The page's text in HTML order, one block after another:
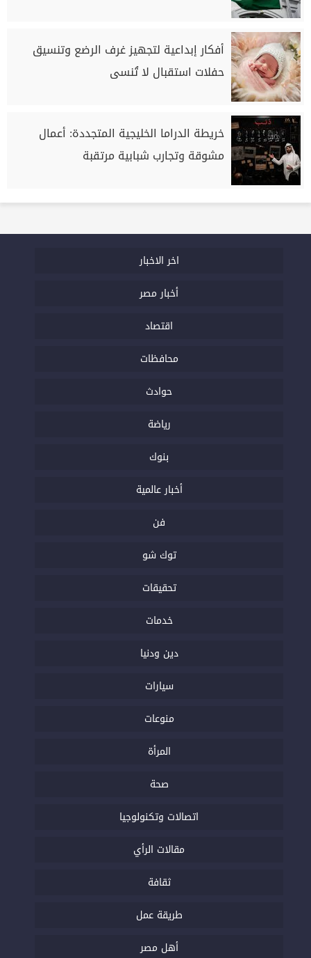
أفكار إبداعية لتجهيز غرف الرضع وتنسيق
حفلات استقبال لا تُنسى
خريطة الدراما الخليجية المتجددة: أعمال
مشوقة وتجارب شبابية مرتقبة
اخر الاخبار
أخبار مصر
اقتصاد
محافظات
حوادث
رياضة
بنوك
أخبار عالمية
فن
توك شو
تحقيقات
خدمات
دين ودنيا
سيارات
منوعات
المرأة
صحة
اتصالات وتكنولوجيا
مقالات الرأي
ثقافة
طريقة عمل
أهل مصر